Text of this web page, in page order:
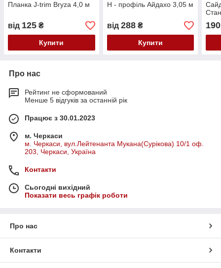
Планка J-trim Bryza 4,0 м
від 125 ₴
Купити
Н - профіль Айдахо 3,05 м
від 288₴
Купити
190
Про нас
Рейтинг не сформований
Менше 5 відгуків за останній рік
Працює з 30.01.2023
м. Черкаси
м. Черкаси, вул.Лейтенанта Мукана(Сурікова) 10/1 оф.
203, Черкаси, Україна
Контакти
Сьогодні вихідний
Показати весь графік роботи
Про нас
Контакти